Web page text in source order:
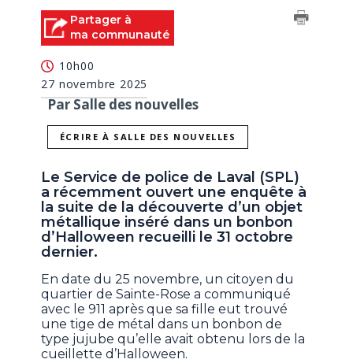
Partager à
ma communauté
10h00
27 novembre 2025
Par Salle des nouvelles
ÉCRIRE À SALLE DES NOUVELLES
Le Service de police de Laval (SPL)
a récemment ouvert une enquête à
la suite de la découverte d’un objet
métallique inséré dans un bonbon
d’Halloween recueilli le 31 octobre
dernier.
En date du 25 novembre, un citoyen du
quartier de Sainte-Rose a communiqué
avec le 911 après que sa fille eut trouvé
une tige de métal dans un bonbon de
type jujube qu’elle avait obtenu lors de la
cueillette d’Halloween.